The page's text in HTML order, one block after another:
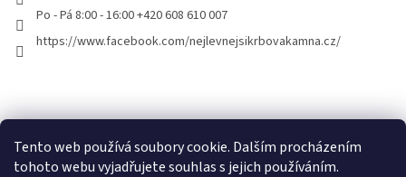
Tento web používá soubory cookie. Dalším procházením
tohoto webu vyjadřujete souhlas s jejich používáním.
Po - Pá 8:00 - 16:00 +420 608 610 007
https://www.facebook.com/nejlevnejsikrbovakamna.cz/